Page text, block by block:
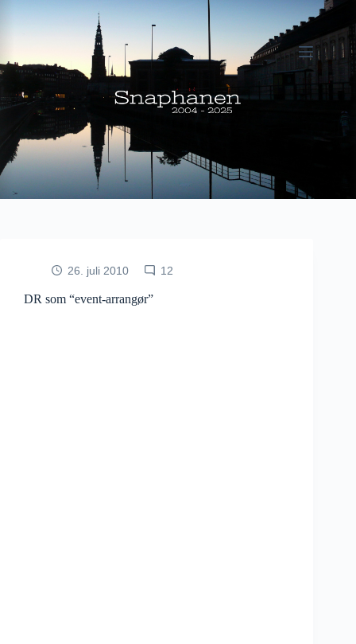
26. juli 2010 12
DR som “event-arrangør”